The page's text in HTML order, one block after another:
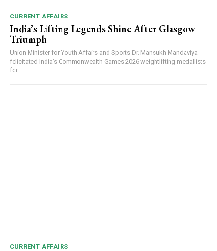
CURRENT AFFAIRS
India’s Lifting Legends Shine After Glasgow
Triumph
Union Minister for Youth Affairs and Sports Dr. Mansukh Mandaviya
felicitated India’s Commonwealth Games 2026 weightlifting medallists
for...
CURRENT AFFAIRS